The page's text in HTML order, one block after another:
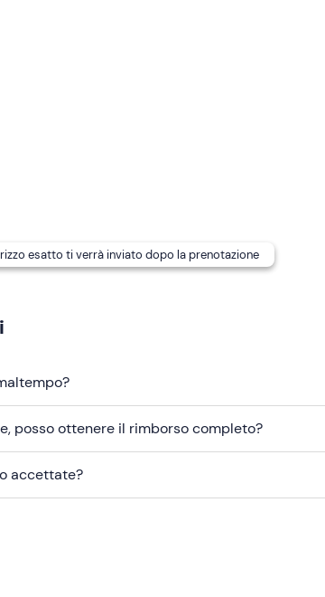
esatto ti verrà inviato dopo la prenotazione
posso ottenere il rimborso completo?
accettate?